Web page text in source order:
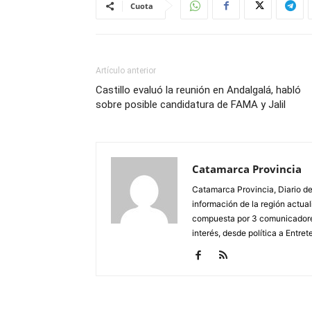
Cuota
Artículo anterior
Castillo evaluó la reunión en Andalgalá, habló
sobre posible candidatura de FAMA y Jalil
Catamarca Provincia
Catamarca Provincia, Diario
información de la región
compuesta por 3
interés, desde política a